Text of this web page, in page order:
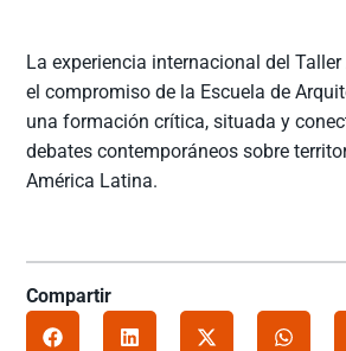
La experiencia internacional del
el compromiso de la Escuela de
una formación crítica, situada y
debates contemporáneos sobre
América Latina.
Compartir